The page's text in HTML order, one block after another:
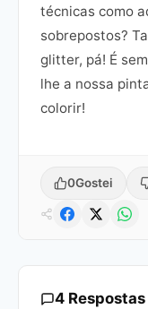
técnicas como
sobrepostos?
glitter, pá! É
lhe a nossa
colorir!
0Gostei
4 Respostas